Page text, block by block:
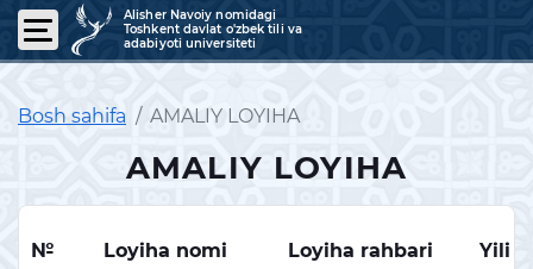
Alisher Navoiy nomidagi
Toshkent davlat o'zbek tili va
adabiyoti universiteti
Bosh sahifa AMALIY LOYIHA
AMALIY LOYIHA
№ Loyiha nomi Loyiha rahbari Yili